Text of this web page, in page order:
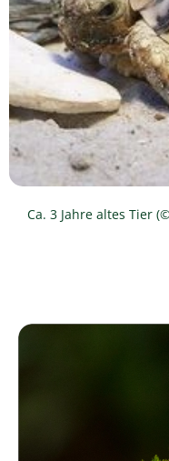
Ca. 3 Jahre altes Tier